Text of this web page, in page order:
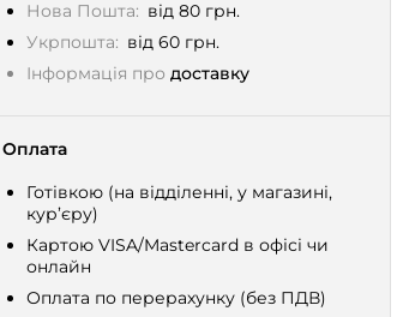
Нова Пошта: від 80 грн.
Укрпошта: від 60 грн.
Інформація про доставку
Оплата
Готівкою (на відділенні, у магазині,
кур’єру)
Картою VISA/Mastercard в офісі чи
онлайн
Оплата по перерахунку (без ПДВ)